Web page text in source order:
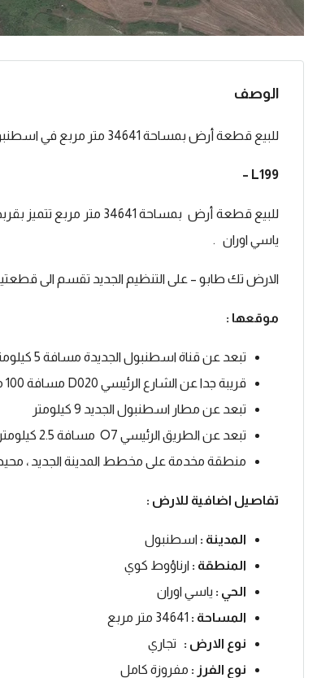
الوصف
للبيع قطعة أرض بمساحة 34641 متر مربع في اسطنبول منطقة ارناؤوط كوي .
L199 –
للبيع قطعة أرض بمساحة
ياسي اوران .
الارض تك طابو – على التنظيم الجديد تقسم الى
موقعها :
تبعد عن قناة اسطنبول الجديدة مسافة 5 كيلومتر
قريبة جدا عن الشارع الرئيسي D020 مسافة 100 متر فقط .
تبعد عن مطار اسطنبول الجديد 9 كيلومتر
تبعد عن الطريق الرئيسي O7 مسافة 2.5 كيلومتر
منطقة مخدمة على مخطط المدينة الجديد ،
تفاصيل اضافية للارض :
المدينة : اسطنبول
المنطقة : ارناؤوط كوي
الحي : ياسي اوران
المساحة :
نوع الارض : تجاري
نوع الفرز : مفروزة كامل